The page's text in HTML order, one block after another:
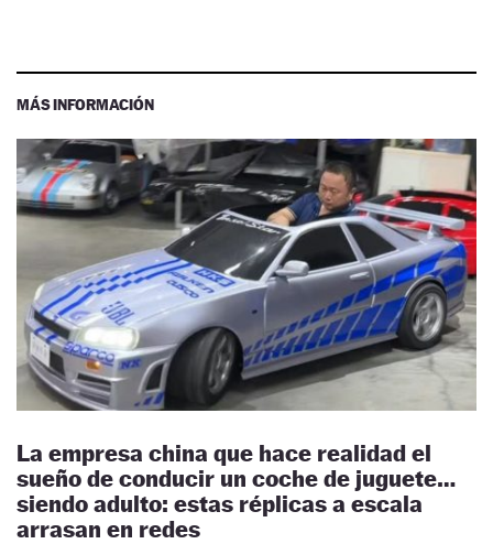
MÁS INFORMACIÓN
La empresa china que hace realidad el
sueño de conducir un coche de juguete…
siendo adulto: estas réplicas a escala
arrasan en redes